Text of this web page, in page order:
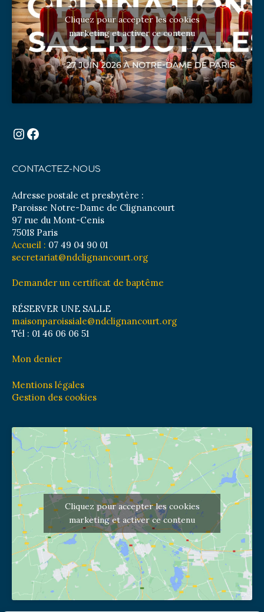
Cliquez pour accepter les cookies
marketing et activer ce contenu
Instagram
Facebook
CONTACTEZ-NOUS
Adresse postale et presbytère :
Paroisse Notre-Dame de Clignancourt
97 rue du Mont-Cenis
75018 Paris
Accueil : 07 49 04 90 01
secretariat@ndclignancourt.org
Demander un certificat de baptême
RÉSERVER UNE SALLE
maisonparoissiale@ndclignancourt.org
Tél : 01 46 06 06 51
Mon denier
Mentions légales
Gestion des cookies
Cliquez pour accepter les cookies
marketing et activer ce contenu